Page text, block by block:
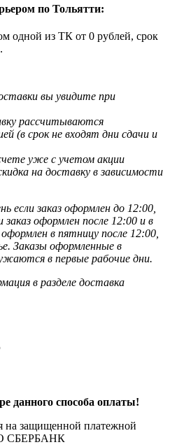
по Тольятти:
одной из ТК от 0 рублей, срок
вы увидите при
рассчитываются
(в срок не входят дни сдачи и
уже с учетом акции
на доставку в зависимости
если заказ оформлен до 12:00,
заказ оформлен после 12:00 и в
оформлен в пятницу после 12:00,
Заказы оформленные в
в первые рабочие дни.
в разделе доставка
данного способа оплаты!
на защищенной платежной
СБЕРБАНК